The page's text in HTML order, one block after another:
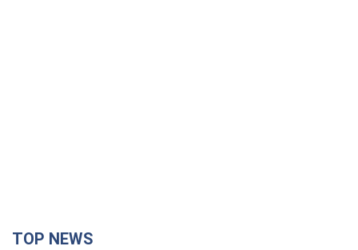
TOP NEWS